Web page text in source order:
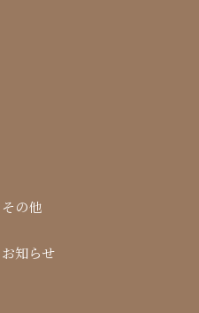
その他
お知らせ